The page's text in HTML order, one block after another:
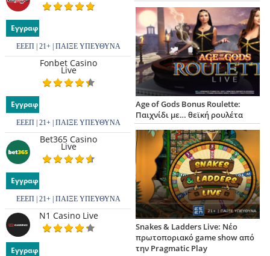
Εγγραφή
ΕΕΕΠ | 21+ | ΠΑΙΞΕ ΥΠΕΥΘΥΝΑ
Fonbet Casino
Live
Εγγραφή
ΕΕΕΠ | 21+ | ΠΑΙΞΕ ΥΠΕΥΘΥΝΑ
Bet365 Casino
Live
Εγγραφή
ΕΕΕΠ | 21+ | ΠΑΙΞΕ ΥΠΕΥΘΥΝΑ
N1 Casino Live
Εγγραφή
Age of Gods Bonus Roulette:
Παιχνίδι με… θεϊκή ρουλέτα
Snakes & Ladders Live: Νέο
πρωτοποριακό game show από
την Pragmatic Play